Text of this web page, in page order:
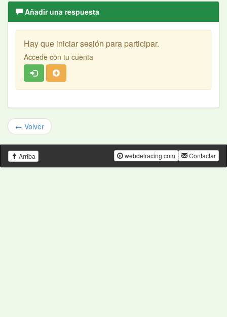
Añadir una respuesta
Hay que iniciar sesión para participar.
Accede con tu cuenta
← Volver
Contactar
webdelracing.com
Arriba